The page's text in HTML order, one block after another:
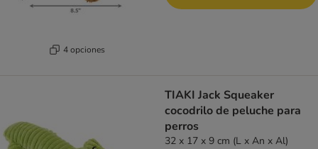
4 opciones
TIAKI Jack Squeaker
cocodrilo de peluche para
perros
32 x 17 x 9 cm (L x An x Al)